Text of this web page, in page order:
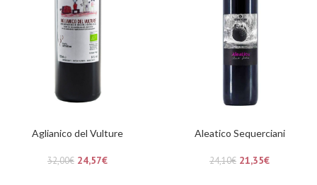
Aglianico del Vulture
32,00€ 24,57€
Aleatico Sequerciani
24,10€ 21,35€